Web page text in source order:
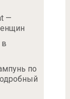
—
в
по